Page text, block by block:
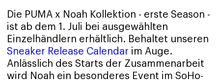
Die PUMA x Noah Kollektion - erste Season -
ist ab dem 1. Juli bei ausgewählten
Einzelhändlern erhältlich. Behaltet unseren
Sneaker Release Calendar im Auge.
Anlässlich des Starts der Zusammenarbeit
wird Noah ein besonderes Event im SoHo-